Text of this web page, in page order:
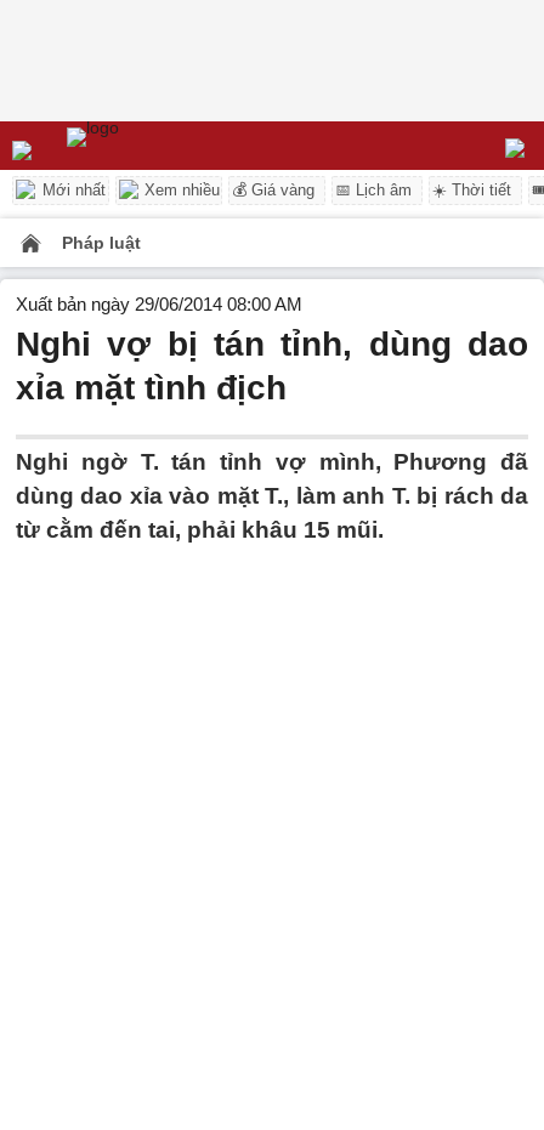
Mới nhất Xem nhiều 💰 Giá vàng 📅 Lịch âm ☀️ Thời tiết
Pháp luật
Xuất bản ngày 29/06/2014 08:00 AM
Nghi vợ bị tán tỉnh, dùng dao
xỉa mặt tình địch
Nghi ngờ T. tán tỉnh vợ mình, Phương đã
dùng dao xỉa vào mặt T., làm anh T. bị rách da
từ cằm đến tai, phải khâu 15 mũi.